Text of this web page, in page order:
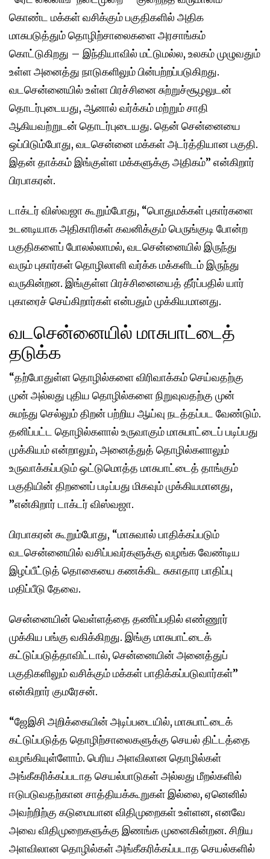
கொண்ட மக்கள் வசிக்கும் பகுதிகளில் அதிக
மாசுபடுத்தும் தொழிற்சாலைகளை அரசாங்கம்
கொட்டுகிறது – இந்தியாவில் மட்டுமல்ல, உலகம் முழுவதும்
உள்ள அனைத்து நாடுகளிலும் பின்பற்றப்படுகிறது.
வடசென்னையில் உள்ள பிரச்சினை சுற்றுச்சூழலுடன்
தொடர்புடையது, ஆனால் வர்க்கம் மற்றும் சாதி
ஆகியவற்றுடன் தொடர்புடையது. தென் சென்னையை
ஒப்பிடும்போது, வடசென்னை மக்கள் அடர்த்தியான பகுதி.
இதன் தாக்கம் இங்குள்ள மக்களுக்கு அதிகம்” என்கிறார்
பிரபாகரன்.
டாக்டர் விஸ்வஜா கூறும்போது, “பொதுமக்கள் புகார்களை
உடனடியாக அதிகாரிகள் கவனிக்கும் பெருங்குடி போன்ற
பகுதிகளைப் போலல்லாமல், வடசென்னையில் இருந்து
வரும் புகார்கள் தொழிலாளி வர்க்க மக்களிடம் இருந்து
வருகின்றன. இங்குள்ள பிரச்சினையைத் தீர்ப்பதில் யார்
புகாரைச் செய்கிறார்கள் என்பதும் முக்கியமானது.
வடசென்னையில் மாசுபாட்டைத்
தடுக்க
“தற்போதுள்ள தொழில்களை விரிவாக்கம் செய்வதற்கு
முன் அல்லது புதிய தொழில்களை நிறுவுவதற்கு முன்
சுமந்து செல்லும் திறன் பற்றிய ஆய்வு நடத்தப்பட வேண்டும்.
தனிப்பட்ட தொழில்களால் உருவாகும் மாசுபாட்டைப் படிப்பது
முக்கியம் என்றாலும், அனைத்துத் தொழில்களாலும்
உருவாக்கப்படும் ஒட்டுமொத்த மாசுபாட்டைத் தாங்கும்
பகுதியின் திறனைப் படிப்பது மிகவும் முக்கியமானது,
”என்கிறார் டாக்டர் விஸ்வஜா.
பிரபாகரன் கூறும்போது, “மாசுவால் பாதிக்கப்படும்
வடசென்னையில் வசிப்பவர்களுக்கு வழங்க வேண்டிய
இழப்பீட்டுத் தொகையை கணக்கிட சுகாதார பாதிப்பு
மதிப்பீடு தேவை.
சென்னையின் வெள்ளத்தை தணிப்பதில் எண்ணூர்
முக்கிய பங்கு வகிக்கிறது. இங்கு மாசுபாட்டைக்
கட்டுப்படுத்தாவிட்டால், சென்னையின் அனைத்துப்
பகுதிகளிலும் வசிக்கும் மக்கள் பாதிக்கப்படுவார்கள்”
என்கிறார் குமரேசன்.
“ஜேஇசி அறிக்கையின் அடிப்படையில், மாசுபாட்டைக்
கட்டுப்படுத்த தொழிற்சாலைகளுக்கு செயல் திட்டத்தை
வழங்கியுள்ளோம். பெரிய அளவிலான தொழில்கள்
அங்கீகரிக்கப்படாத செயல்பாடுகள் அல்லது மீறல்களில்
ஈடுபடுவதற்கான சாத்தியக்கூறுகள் இல்லை, ஏனெனில்
அவற்றிற்கு கடுமையான விதிமுறைகள் உள்ளன, எனவே
அவை விதிமுறைகளுக்கு இணங்க முனைகின்றன. சிறிய
அளவிலான தொழில்கள் அங்கீகரிக்கப்படாத செயல்களில்